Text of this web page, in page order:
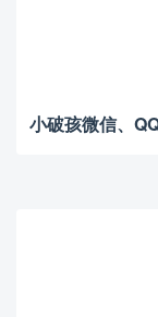
小破孩微信、